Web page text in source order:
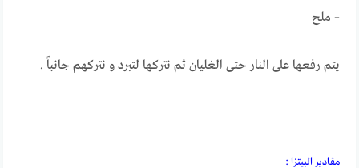
– ملح
يتم رفعها على النار حتى الغليان ثم نتركها لتبرد و نتركهم جانباً .
مقادير البيتزا :